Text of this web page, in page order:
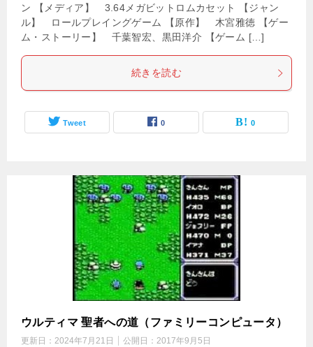
ン 【メディア】 3.64メガビットロムカセット 【ジャン
ル】 ロールプレイングゲーム 【原作】 木宮雅徳 【ゲー
ム・ストーリー】 千葉智宏、黒田洋介 【ゲーム […]
続きを読む
Tweet 0 0
ウルティマ 聖者への道（ファミリーコンピュータ）
更新日： 2024年7月21日 公開日： 2017年9月5日